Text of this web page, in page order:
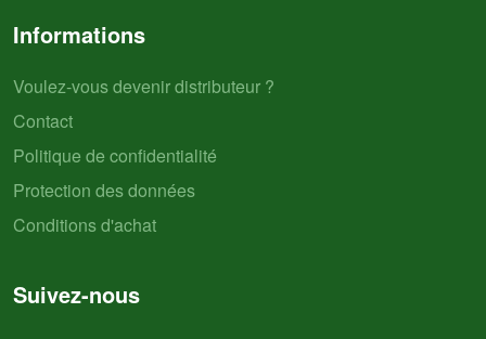
Informations
Voulez-vous devenir distributeur ?
Contact
Politique de confidentialité
Protection des données
Conditions d'achat
Suivez-nous